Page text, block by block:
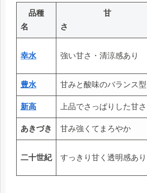
品種
名
甘
幸水 強い甘さ・清涼感あり
豊水 甘みと酸味のバランス型
新高 上品でさっぱりした甘さ
あきづき 甘み強くてまろやか
二十世紀 すっきり甘く透明感あり